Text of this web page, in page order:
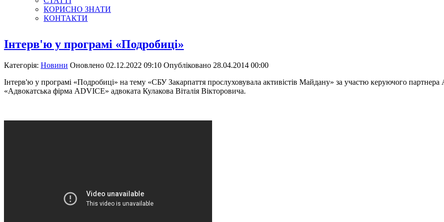
КОРИСНО ЗНАТИ
КОНТАКТИ
Інтерв'ю у програмі «Подробиці»
Категорія: Новини Оновлено 02.12.2022 09:10 Опубліковано 28.04.2014 00:00
Інтерв'ю у програмі «Подробиці» на тему «СБУ Закарпаття прослуховувала активістів Майдану» за участю керуючого
«Адвокатська фірма ADVICE» адвоката Кулакова Віталія Вікторовича.